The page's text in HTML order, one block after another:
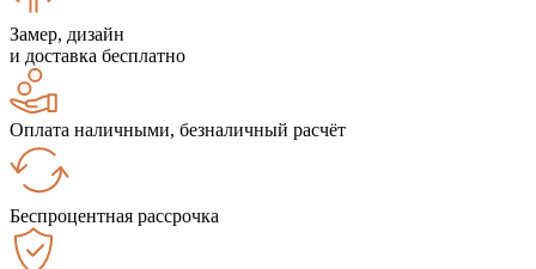
Замер, дизайн
и доставка бесплатно
Оплата наличными, безналичный расчёт
Беспроцентная рассрочка